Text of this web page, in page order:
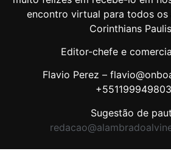
encontro virtual para todos os
Corinthians
Editor-chefe e
Flavio Perez –
Sugestão de